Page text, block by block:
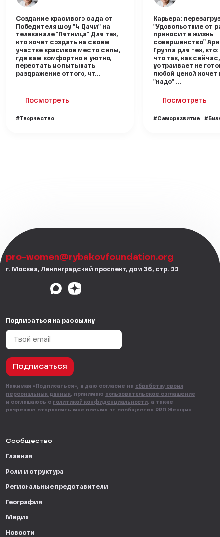
Создание красивого сада от
Победителя шоу "4 Дачи" на
телеканале "Пятница" Для тех,
кто:хочет создать на своем
участке красивое место силы,
где вам комфортно и уютно,
перестать испытывать
раздражение оттого, чт...
Посмотреть
#Творчество
Карьера:
"Удовольствие от
приносит в жизнь
совершенство"
Группа для тех,
что так, как
устраивает не
любой ценой хочет
"надо" ...
Посмотреть
#Саморазвитие
pro-women@rybakovfoundation.org
г. Москва, Ленинградский проспект, дом 36, стр. 11
Подписаться на рассылку
Подписаться
Нажимая «Подписаться», я даю согласие на обработку своих
персональных данных, принимаю пользовательское соглашение
и соглашаюсь с политикой конфиденциальности, а также
разрешаю отправлять мне письма от сообщества PRO Женщин.
Сообщество
Главная
Роли и структура
Региональные представители
География
Медиа
Новости